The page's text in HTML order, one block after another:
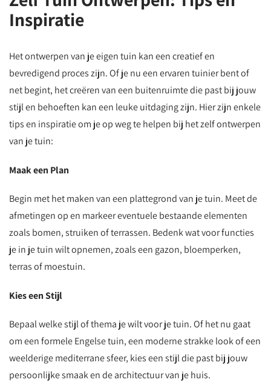
Inspiratie
Het ontwerpen van je eigen tuin kan een creatief en
bevredigend proces zijn. Of je nu een ervaren tuinier bent of
net begint, het creëren van een buitenruimte die past bij jouw
stijl en behoeften kan een leuke uitdaging zijn. Hier zijn enkele
tips en inspiratie om je op weg te helpen bij het zelf ontwerpen
van je tuin:
Maak een Plan
Begin met het maken van een plattegrond van je tuin. Meet de
afmetingen op en markeer eventuele bestaande elementen
zoals bomen, struiken of terrassen. Bedenk wat voor functies
je in je tuin wilt opnemen, zoals een gazon, bloemperken,
terras of moestuin.
Kies een Stijl
Bepaal welke stijl of thema je wilt voor je tuin. Of het nu gaat
om een formele Engelse tuin, een moderne strakke look of een
weelderige mediterrane sfeer, kies een stijl die past bij jouw
persoonlijke smaak en de architectuur van je huis.